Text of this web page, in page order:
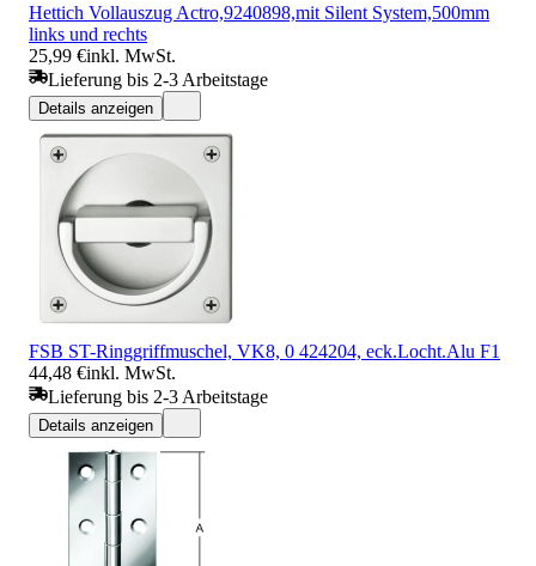
Hettich Vollauszug Actro,9240898,mit Silent System,500mm
links und rechts
25,99 €inkl. MwSt.
Lieferung bis 2-3 Arbeitstage
Details anzeigen
FSB ST-Ringgriffmuschel, VK8, 0 424204, eck.Locht.Alu F1
44,48 €inkl. MwSt.
Lieferung bis 2-3 Arbeitstage
Details anzeigen